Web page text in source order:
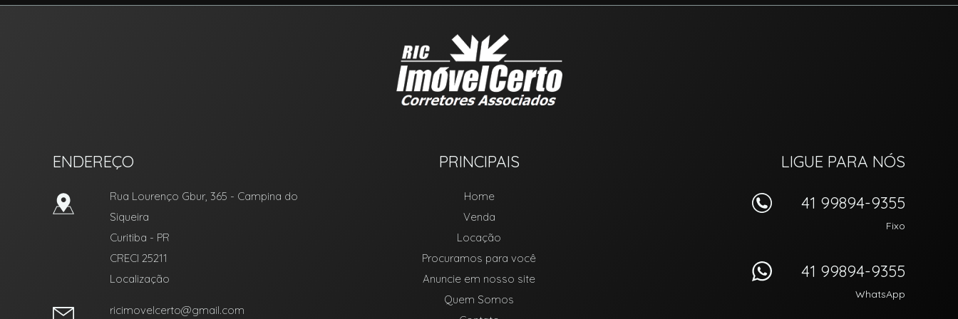
ENDEREÇO
Rua Lourenço Gbur, 365 - Campina do
Siqueira
Curitiba - PR
CRECI 25211
Localização
ricimovelcerto@gmail.com
PRINCIPAIS
Home
Venda
Locação
Procuramos para você
Anuncie em nosso site
Quem Somos
LIGUE PARA NÓS
41 99894-9355
Fixo
41 99894-9355
WhatsApp